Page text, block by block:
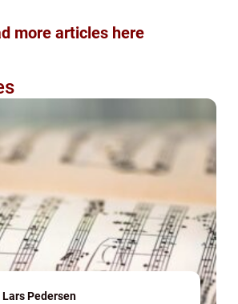
more articles here
Lars Pedersen